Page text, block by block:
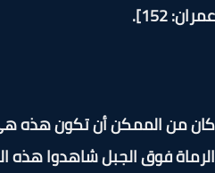
152].
من الممكن أن تكون هذه هي
فوق الجبل شاهدوا هذه